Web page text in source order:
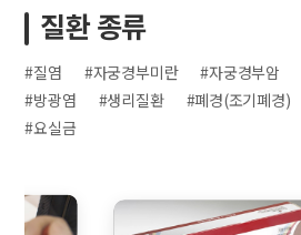
질환 종류
#질염 #자궁경부미란 #자궁경부암
#방광염
#생리질환 #폐경(조기폐경)
#요실금